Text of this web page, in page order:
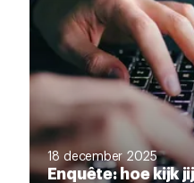
18 december 2025
Enquête: hoe kijk